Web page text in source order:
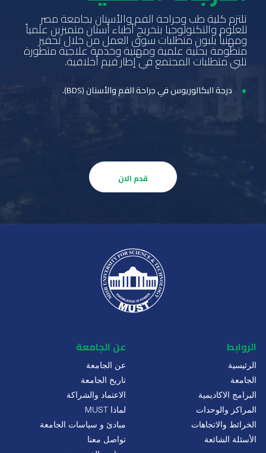
تلتزم كلية طب وجراحة الفم والأسنان بجامعة مصر
للعلوم والتكنولوجيا بتخريج أطباء أسنان متميزين علمياً
ومهنياً يلبون متطلبات سوق العمل من خلال تحفيز
منظومة بحثية علمية ومهنية وخدمة علاجية متطورة
تلبي متطلبات المجتمع في إطار قيم أخلاقية.
درجة البكالوريوس في جراحة الفم والأسنان (BDS).
قدم الان
الروابط
الرئيسية
الجامعة
البرامج الاكاديمية
المراكز والوحدات
الخرائط والاتجاهات
الأسئلة الشائعة
عن الجامعة
عن الجامعة
تاريخ الجامعة
الاعتماد والشراكة
لماذا MUST
مبادئ و سياسات الجامعة
تواصل معنا